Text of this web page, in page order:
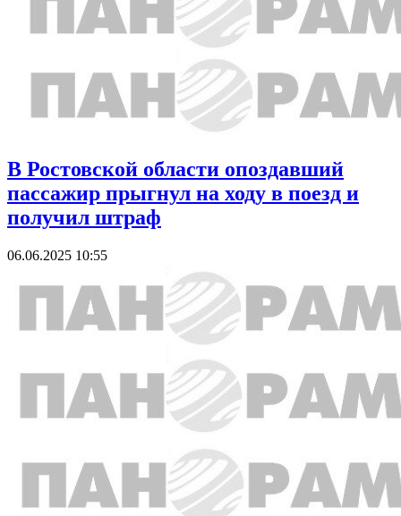
В Ростовской области опоздавший
пассажир прыгнул на ходу в поезд и
получил штраф
06.06.2025 10:55